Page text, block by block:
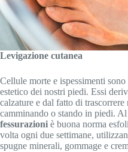
Levigazione cutanea
Cellule morte e ispessimenti
estetico dei nostri piedi. Essi
calzature e dal fatto di
camminando o stando in piedi.
fessurazioni è buona norma
volta ogni due settimane,
spugne minerali, gommage e